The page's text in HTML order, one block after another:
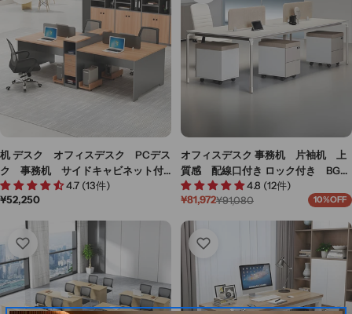
格
机 デスク オフィスデスク PCデス
ク 事務机 サイドキャビネット付
き PC収納トレイ 分類収納 トッ
プパネル付き ホワイト グレー
4.7 (13件)
通
格
¥52,250
オフィスデスク 事務机 片袖机 上
質感 配線口付き ロック付き BGZ-
M-039
4.8 (12件)
セ
ル
価
¥81,972
通
価
格
¥91,080 10%OFF